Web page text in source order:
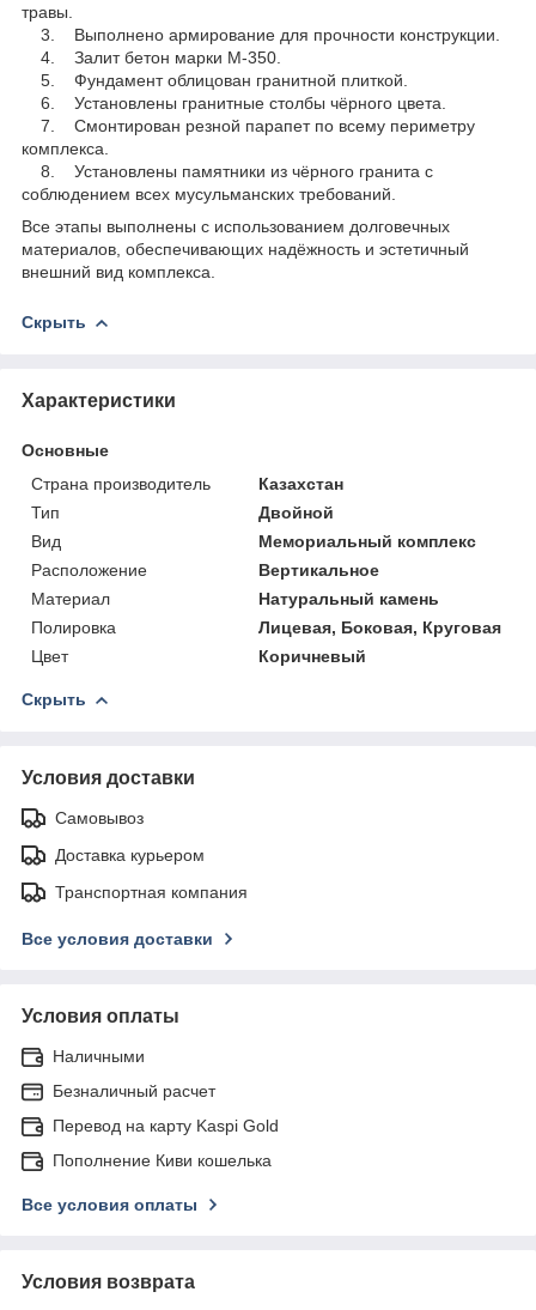
травы.
3. Выполнено армирование для прочности конструкции.
4. Залит бетон марки М-350.
5. Фундамент облицован гранитной плиткой.
6. Установлены гранитные столбы чёрного цвета.
7. Смонтирован резной парапет по всему периметру
комплекса.
8. Установлены памятники из чёрного гранита с
соблюдением всех мусульманских требований.
Все этапы выполнены с использованием долговечных
материалов, обеспечивающих надёжность и эстетичный
внешний вид комплекса.
Скрыть
Характеристики
Основные
Страна производитель
Казахстан
Тип
Двойной
Вид
Мемориальный комплекс
Расположение
Вертикальное
Материал
Натуральный камень
Полировка
Лицевая, Боковая, Круговая
Цвет
Коричневый
Скрыть
Условия доставки
Самовывоз
Доставка курьером
Транспортная компания
Все условия доставки
Условия оплаты
Наличными
Безналичный расчет
Перевод на карту Kaspi Gold
Пополнение Киви кошелька
Все условия оплаты
Условия возврата